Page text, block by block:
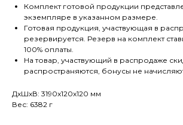
Комплект готовой продукции
экземпляре в указанном размере.
Готовая продукция, участвующая в
резервируется. Резерв на комплект
100% оплаты.
На товар, участвующий в распродаже
распространяются, бонусы не
ДxШxВ: 3190x120x120 мм
Вес: 6382 г